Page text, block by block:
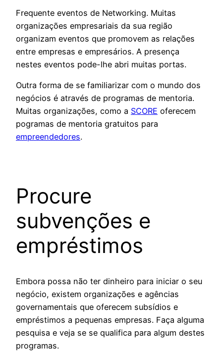
Frequente eventos de Networking. Muitas
organizações empresariais da sua região
organizam eventos que promovem as relações
entre empresas e empresários. A presença
nestes eventos pode-lhe abri muitas portas.
Outra forma de se familiarizar com o mundo dos
negócios é através de programas de mentoria.
Muitas organizações, como a SCORE oferecem
pogramas de mentoria gratuitos para
empreendedores.
Procure
subvenções e
empréstimos
Embora possa não ter dinheiro para iniciar o seu
negócio, existem organizações e agências
governamentais que oferecem subsídios e
empréstimos a pequenas empresas. Faça alguma
pesquisa e veja se se qualifica para algum destes
programas.